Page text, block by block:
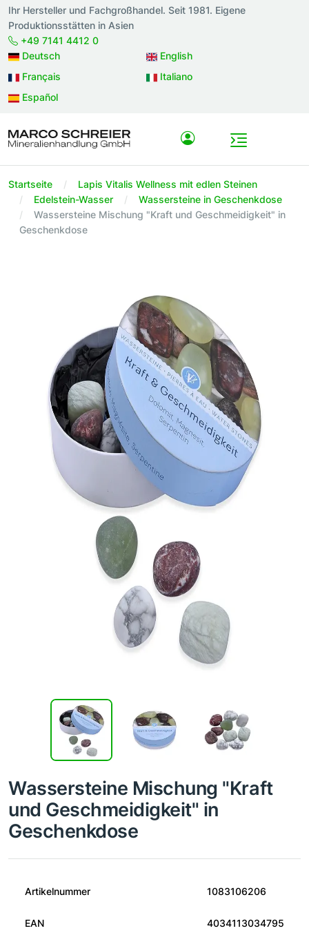
Ihr Hersteller und Fachgroßhandel. Seit 1981. Eigene
Produktionsstätten in Asien
+49 7141 4412 0
Deutsch
English
Français
Italiano
Español
Startseite
Lapis Vitalis Wellness mit edlen Steinen
Edelstein-Wasser
Wassersteine in Geschenkdose
Wassersteine Mischung "Kraft und Geschmeidigkeit" in
Geschenkdose
Wassersteine Mischung "Kraft
und Geschmeidigkeit" in
Geschenkdose
Artikelnummer 1083106206
EAN 4034113034795